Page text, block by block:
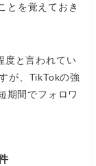
とを覚えておき
度と言われてい
が、TikTokの強
期間でフォロワ